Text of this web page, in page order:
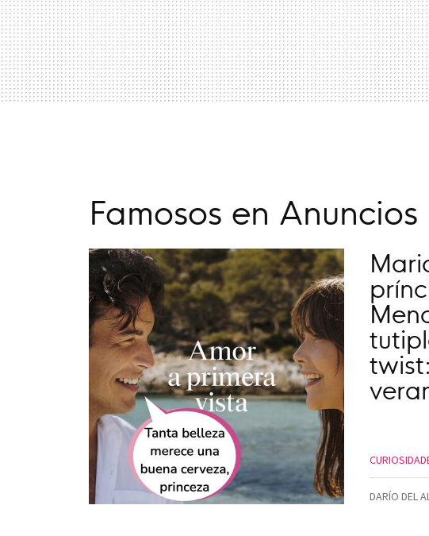
Famosos en Anuncios
DARÍO DEL